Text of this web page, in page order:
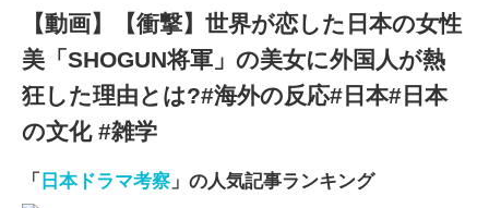
【動画】【衝撃】世界が恋した日本の女性
美「SHOGUN将軍」の美女に外国人が熱
狂した理由とは?#海外の反応#日本#日本
の文化 #雑学
「 日本ドラマ考察 」の人気記事ランキング